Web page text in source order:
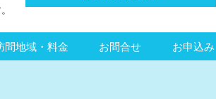
問地域・料金 お問合せ お申込み